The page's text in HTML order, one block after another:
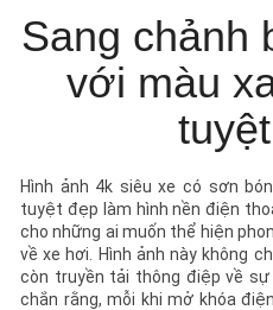
Sang chảnh
với màu
Hình ảnh 4k siêu xe có sơn
tuyệt đẹp làm hình nền điện
cho những ai muốn thể hiện
về xe hơi. Hình ảnh này không
còn truyền tải thông điệp về
chắn rằng, mỗi khi mở khóa